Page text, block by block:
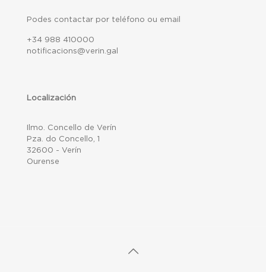
Podes contactar por teléfono ou email
+34 988 410000
notificacions@verin.gal
Localización
Ilmo. Concello de Verín
Pza. do Concello, 1
32600 - Verín
Ourense